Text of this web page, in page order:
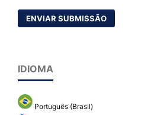
ENVIAR SUBMISSÃO
IDIOMA
Português (Brasil)